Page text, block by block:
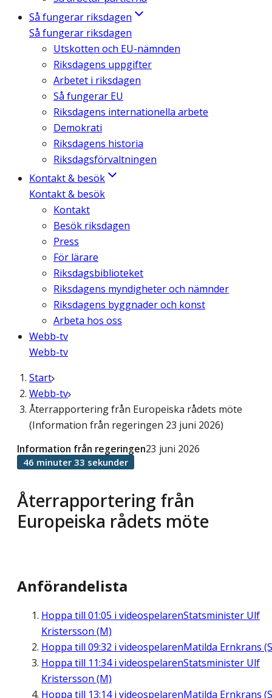
Så fungerar riksdagen
Så fungerar riksdagen
Utskotten och EU-nämnden
Riksdagens uppgifter
Arbetet i riksdagen
Så fungerar EU
Riksdagens internationella arbete
Demokrati
Riksdagens historia
Riksdagsförvaltningen
Kontakt & besök
Kontakt & besök
Kontakt
Besök riksdagen
Press
För lärare
Riksdagsbiblioteket
Riksdagens myndigheter och nämnder
Riksdagens byggnader och konst
Arbeta hos oss
Webb-tv
Webb-tv
Start
Webb-tv
Återrapportering från Europeiska rådets möte
(Information från regeringen 23 juni 2026)
Återrapportering från
Europeiska rådets möte
Information från regeringen23 juni 2026
46 minuter 33 sekunder
Anförandelista
Hoppa till 01:05 i videospelarenStatsminister Ulf
Kristersson (M)
Hoppa till 09:32 i videospelarenMatilda Ernkrans
Hoppa till 11:34i videospelarenStatsminister Ulf
Kristersson (M)
Hoppa till 13:14i videospelarenMatilda Ernkrans